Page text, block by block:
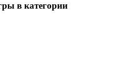
в категории